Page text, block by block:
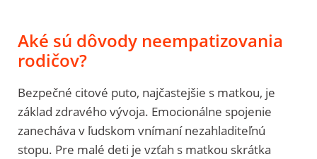
Aké sú dôvody neempatizovania
rodičov?
Bezpečné citové puto, najčastejšie s matkou, je
základ zdravého vývoja. Emocionálne spojenie
zanecháva v ľudskom vnímaní nezahladiteľnú
stopu. Pre malé deti je vzťah s matkou skrátka